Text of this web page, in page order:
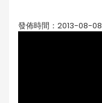
發佈時間：2013-08-08